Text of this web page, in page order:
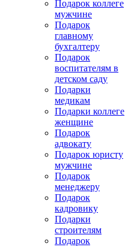
Подарок коллеге
мужчине
Подарок
главному
бухгалтеру
Подарок
воспитателям в
детском саду
Подарки
медикам
Подарки коллеге
женщине
Подарок
адвокату
Подарок юристу
мужчине
Подарок
менеджеру
Подарок
кадровику
Подарки
строителям
Подарок